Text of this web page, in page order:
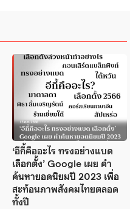
‘อีกี้คืออะไร ทรงอย่างแบด
เลือกตั้ง’ Google เผย คำ
ค้นหายอดนิยมปี 2023 เพื่อ
สะท้อนภาพสังคมไทยตลอด
ทั้งปี